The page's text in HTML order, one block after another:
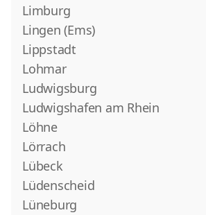
Limburg
Lingen (Ems)
Lippstadt
Lohmar
Ludwigsburg
Ludwigshafen am Rhein
Löhne
Lörrach
Lübeck
Lüdenscheid
Lüneburg